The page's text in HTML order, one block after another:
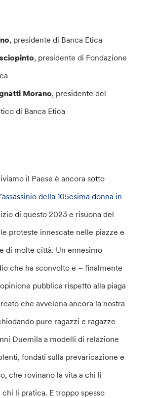
, presidente di Banca Etica
, presidente di Fondazione
Morano, presidente del
di Banca Etica
il Paese è ancora sotto
della 105esima donna in
di questo 2023 e risuona del
proteste innescate nelle piazze e
di molte città. Un ennesimo
che ha sconvolto e – finalmente
pubblica rispetto alla piaga
che avvelena ancora la nostra
pure ragazzi e ragazze
Duemila a modelli di relazione
fondati sulla prevaricazione e
che rovinano la vita a chi li
chi li pratica. E troppo spesso